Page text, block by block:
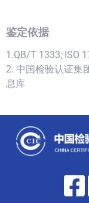
鉴定依据
1.QB/T 1333; ISO
2. 中国检验认证集
息库